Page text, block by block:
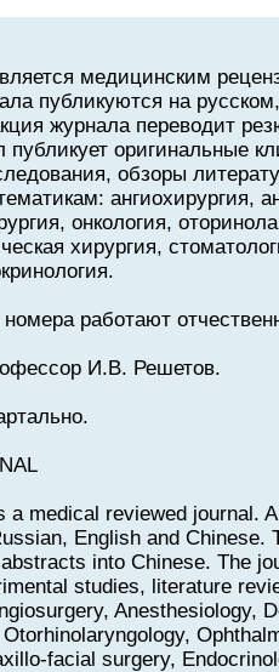
медицинским
публикуются на
журнала переводит
оригинальные
обзоры
ангиохирургия,
онкология,
хирургия,
работают
И.В. Решетов.
a medical reviewed journal.
English and Chinese.
into Chinese. The
studies, literature
Anesthesiology,
facial surgery,